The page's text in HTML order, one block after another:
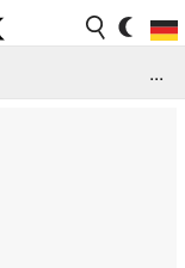
...